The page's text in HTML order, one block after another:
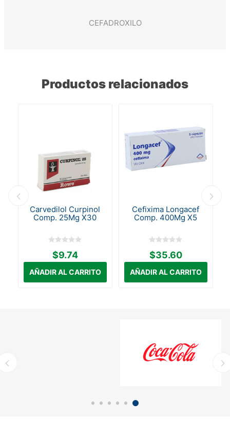
CEFADROXILO
Productos relacionados
Carvedilol Curpinol
Comp. 25Mg X30
$9.74
Cefixima Longacef
Comp. 400Mg X5
$35.60